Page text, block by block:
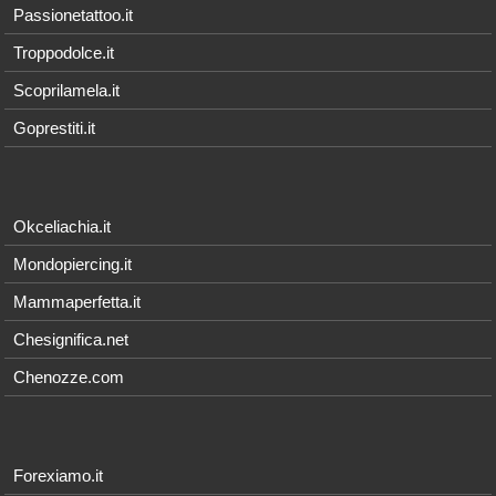
Passionetattoo.it
Troppodolce.it
Scoprilamela.it
Goprestiti.it
Okceliachia.it
Mondopiercing.it
Mammaperfetta.it
Chesignifica.net
Chenozze.com
Forexiamo.it